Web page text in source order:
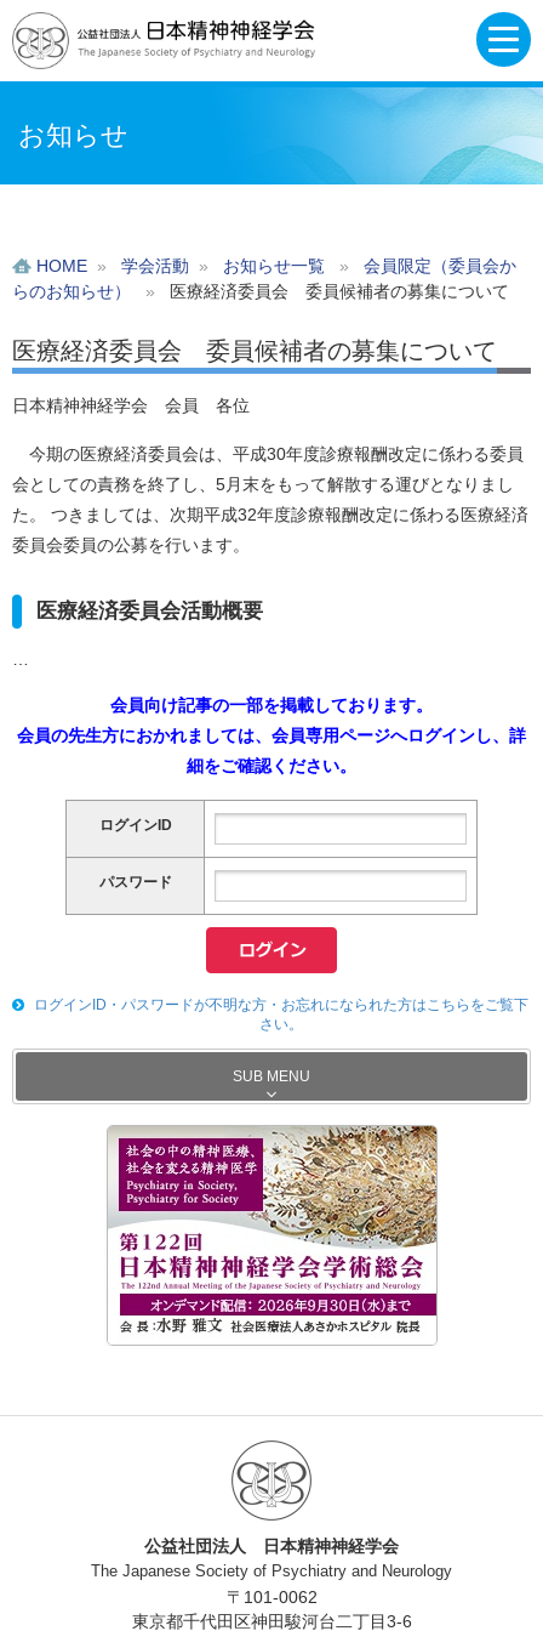
お知らせ
HOME » 学会活動 » お知らせ一覧 »
会員限定（委員会か
らのお知らせ）
» 医療経済委員会 委員候補者の募集について
医療経済委員会 委員候補者の募集について
日本精神神経学会 会員 各位
今期の医療経済委員会は、平成30年度診療報酬改定に係わる委員
会としての責務を終了し、5月末をもって解散する運びとなりまし
た。 つきましては、次期平成32年度診療報酬改定に係わる医療経済
委員会委員の公募を行います。
医療経済委員会活動概要
会員向け記事の一部を掲載しております。
会員の先生方におかれましては、会員専用ページへログインし、詳
細をご確認ください。
ログインID
パスワード
ログインID・パスワードが不明な方・お忘れになられた方はこちらをご覧下
さい。
SUB MENU
公益社団法人 日本精神神経学会
The Japanese Society of Psychiatry and Neurology
〒101-0062
東京都千代田区神田駿河台二丁目3-6